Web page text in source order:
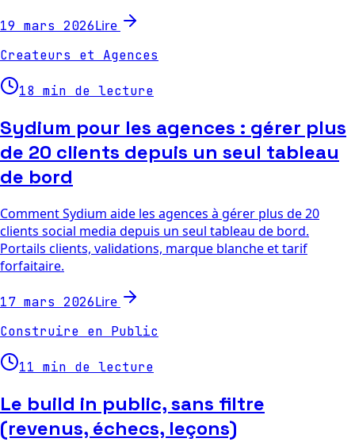
19 mars 2026Lire
Createurs et Agences
18 min de lecture
Sydium pour les agences : gérer plus
de 20 clients depuis un seul tableau
de bord
Comment Sydium aide les agences à gérer plus de 20
clients social media depuis un seul tableau de bord.
Portails clients, validations, marque blanche et tarif
forfaitaire.
17 mars 2026Lire
Construire en Public
11 min de lecture
Le build in public, sans filtre
(revenus, échecs, leçons)